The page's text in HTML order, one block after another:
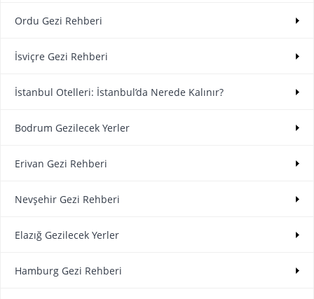
Ordu Gezi Rehberi
İsviçre Gezi Rehberi
İstanbul Otelleri: İstanbul’da Nerede Kalınır?
Bodrum Gezilecek Yerler
Erivan Gezi Rehberi
Nevşehir Gezi Rehberi
Elazığ Gezilecek Yerler
Hamburg Gezi Rehberi